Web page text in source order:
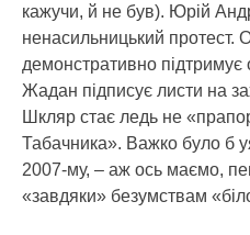
кажучи, й не був). Юрій
ненасильницький
демонстративно підтримує
Жадан підписує листи на
Шкляр стає ледь не
Табачника». Важко було б
2007-му, – аж ось маємо,
«завдяки» безумствам